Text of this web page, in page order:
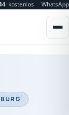
· kostenlos WhatsApp